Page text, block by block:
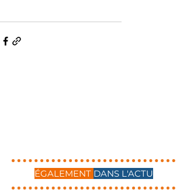
ÉGALEMENT DANS L'ACTU